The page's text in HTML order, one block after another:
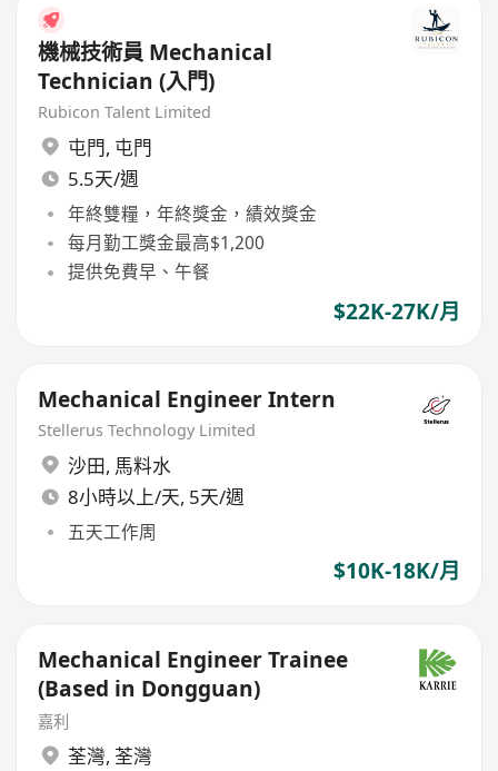
機械技術員 Mechanical
Technician (入門)
Rubicon Talent Limited
屯門, 屯門
5.5天/週
年終雙糧，年終獎金，績效獎金
每月勤工獎金最高$1,200
提供免費早、午餐
$22K-27K/月
Mechanical Engineer Intern
Stellerus Technology Limited
沙田, 馬料水
8小時以上/天, 5天/週
五天工作周
$10K-18K/月
Mechanical Engineer Trainee
(Based in Dongguan)
嘉利
荃灣, 荃灣